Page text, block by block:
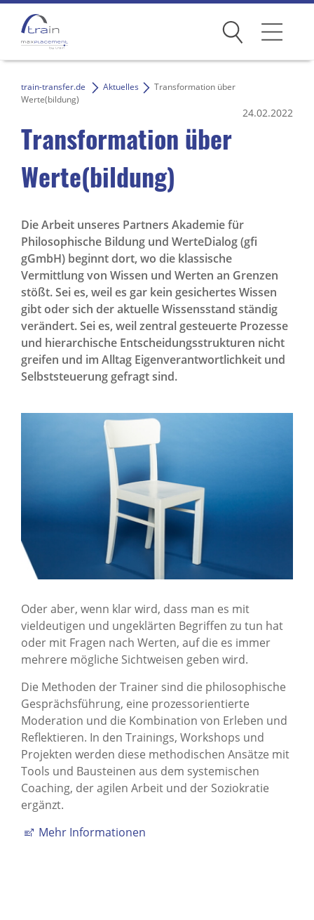
Suchen
Dienstleistungen
Über uns
TRAIN Campus
Kontakt
Umsetzungsorte
News Archiv
train-transfer.de Aktuelles
Transformation über
Werte(bildung)
Transformation über
Werte(bildung)
24.02.2022
Die Arbeit unseres Partners Akademie für
Philosophische Bildung und WerteDialog (gfi
gGmbH) beginnt dort, wo die klassische
Vermittlung von Wissen und Werten an Grenzen
stößt. Sei es, weil es gar kein gesichertes Wissen
gibt oder sich der aktuelle Wissensstand ständig
verändert. Sei es, weil zentral gesteuerte Prozesse
und hierarchische Entscheidungsstrukturen nicht
greifen und im Alltag Eigenverantwortlichkeit und
Selbststeuerung gefragt sind.
Oder aber, wenn klar wird, dass man es mit
vieldeutigen und ungeklärten Begriffen zu tun hat
oder mit Fragen nach Werten, auf die es immer
mehrere mögliche Sichtweisen geben wird.
Die Methoden der Trainer sind die philosophische
Gesprächsführung, eine prozessorientierte
Moderation und die Kombination von Erleben und
Reflektieren. In den Trainings, Workshops und
Projekten werden diese methodischen Ansätze mit
Tools und Bausteinen aus dem systemischen
Coaching, der agilen Arbeit und der Soziokratie
ergänzt.
Mehr Informationen